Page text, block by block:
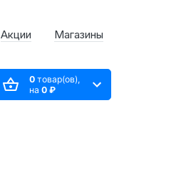
Акции Магазины
0товар(ов),
на 0 ₽